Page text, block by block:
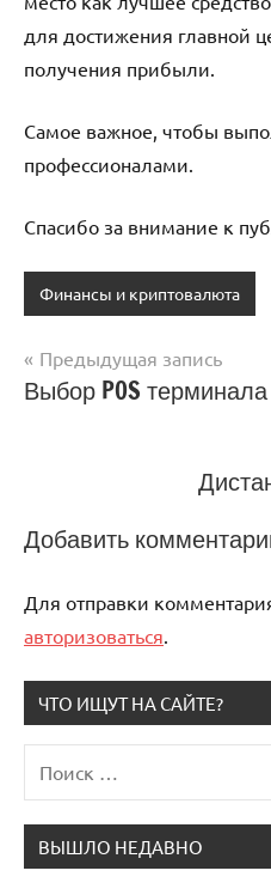
для достижения главной
получения прибыли.
Самое важное, чтобы
профессионалами.
Спасибо за внимание к
Финансы и криптовалюта
Навигация
Предыдущая запись
Выбор POS терминала
Добавить
Для отправки
авторизоваться
ЧТО ИЩУТ НА САЙТЕ?
для:
ВЫШЛО НЕДАВНО